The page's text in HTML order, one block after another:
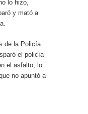
lo hizo,
y mató a
de la Policía
el policía
el asfalto, lo
no apuntó a